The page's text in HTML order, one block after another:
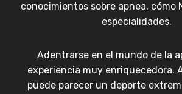
conocimientos sobre apnea, cómo
especialidades.
Adentrarse en el mundo de la
experiencia muy enriquecedora.
puede parecer un deporte